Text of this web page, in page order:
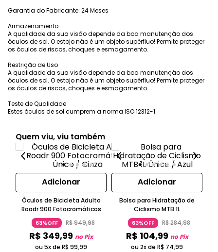
Garantia do Fabricante: 24 Meses
Armazenamento
A qualidade da sua visão depende da boa manutenção dos
óculos de sol. O estojo não é um objeto supérfluo! Permite proteger
os óculos de riscos, choques e esmagamento.
Restrição de Uso
A qualidade da sua visão depende da boa manutenção dos
óculos de sol. O estojo não é um objeto supérfluo! Permite proteger
os óculos de riscos, choques e esmagamento.
Teste de Qualidade
Estes óculos de sol cumprem a norma ISO 12312-1.
Quem viu, viu também
Adicionar
Óculos de Bicicleta Adulto
Roadr 900 Fotocromáticos
63%OFF R$949,98
R$ 349,99 no Pix
ou 5x de R$ 99,99
Adicionar
Bolsa para Hidratação de
Ciclismo MTB 1L
63%OFF R$284,98
R$ 104,99 no Pix
ou 2x de R$ 74,99